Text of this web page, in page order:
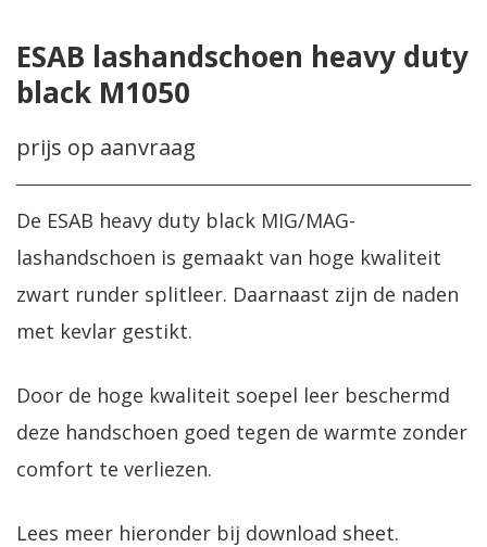
ESAB lashandschoen heavy duty
black M1050
prijs op aanvraag
De ESAB heavy duty black MIG/MAG-
lashandschoen is gemaakt van hoge kwaliteit
zwart runder splitleer. Daarnaast zijn de naden
met kevlar gestikt.
Door de hoge kwaliteit soepel leer beschermd
deze handschoen goed tegen de warmte zonder
comfort te verliezen.
Lees meer hieronder bij download sheet.